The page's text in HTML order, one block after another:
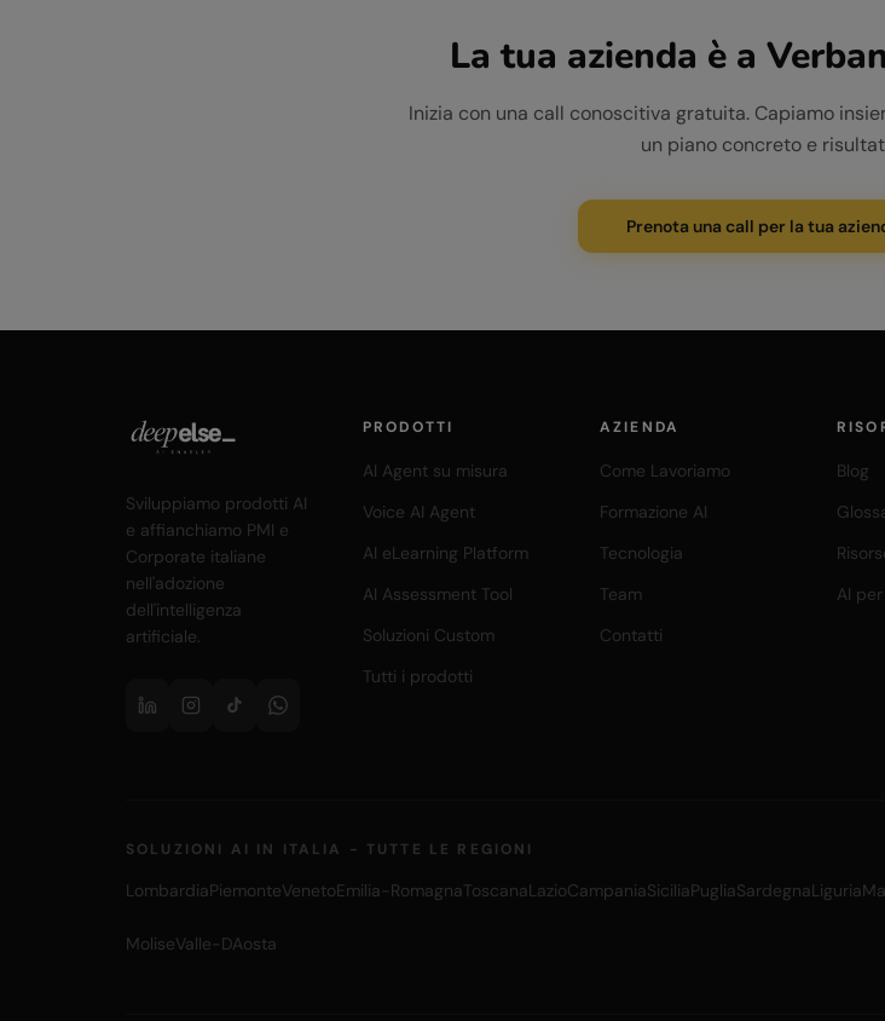
La tua azienda è a
Inizia con una call conoscitiva gratuita. Capiamo
un piano concreto e
Prenota una call per la tua
Sviluppiamo prodotti AI
e affianchiamo PMI e
Corporate italiane
nell'adozione
dell'intelligenza
artificiale.
PRODOTTI
AI Agent su misura
Voice AI Agent
AI eLearning Platform
AI Assessment Tool
Soluzioni Custom
Tutti i prodotti
AZIENDA
Come Lavoriamo
Formazione AI
Tecnologia
Team
Contatti
Blog
AI
SOLUZIONI AI IN ITALIA - TUTTE LE REGIONI
LombardiaPiemonteVenetoEmilia-RomagnaToscanaLazioCampaniaSiciliaPugliaSardegnaLiguria
MoliseValle-DAosta